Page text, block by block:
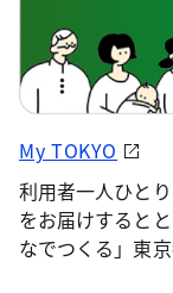
My TOKYO
利用者一人ひと
をお届けすると
なでつくる」東